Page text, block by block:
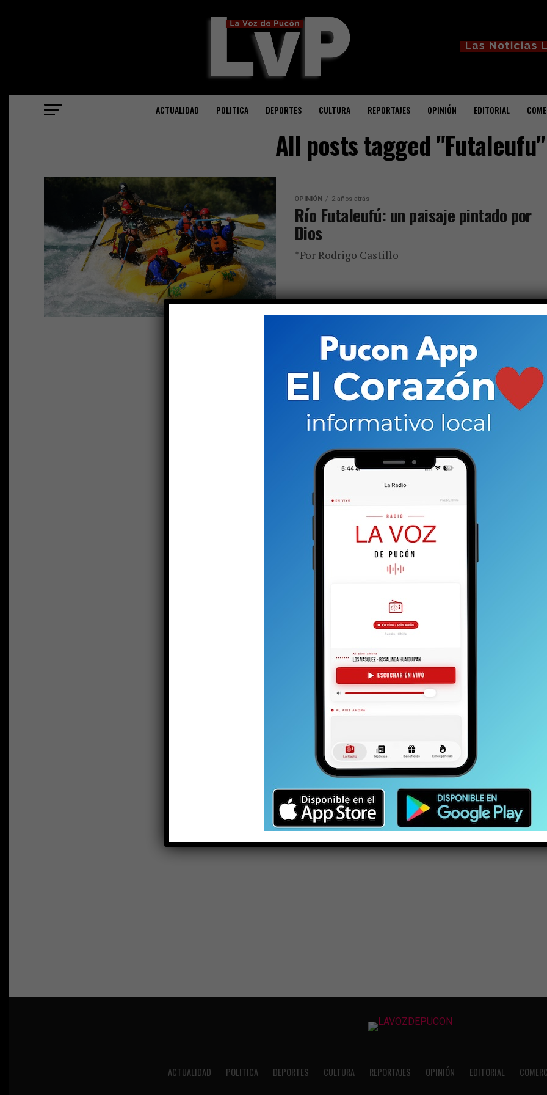
ACTUALIDAD POLITICA DEPORTES CULTURA REPORTAJES OPINIÓN EDITORIAL
All posts tagged "Futaleufu"
OPINIÓN 2 años atrás
Río Futaleufú: un paisaje pintado por
Dios
*Por Rodrigo Castillo
ACTUALIDAD POLITICA DEPORTES CULTURA REPORTAJES OPINIÓN EDITORIAL